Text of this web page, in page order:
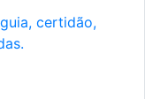
certidão,